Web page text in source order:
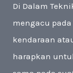
Di Dalam
mengacu
kendaraan
harapkan